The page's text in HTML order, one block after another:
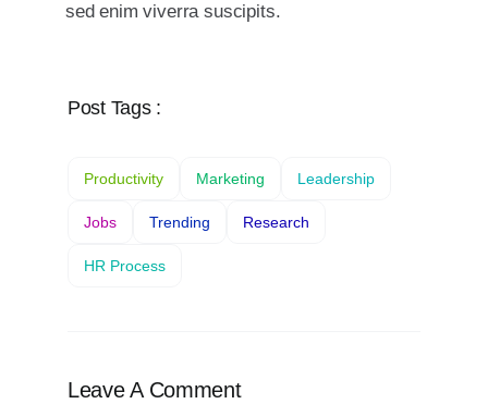
sed enim viverra suscipits.
Post Tags :
Productivity Marketing Leadership
Jobs Trending Research
HR Process
Leave A Comment